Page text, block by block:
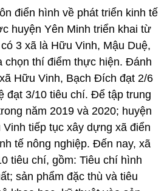
điển hình về phát triển kinh tế
huyện Yên Minh triển khai từ
3 xã là Hữu Vinh, Mậu Duệ,
thí điểm thực hiện. Đánh
Hữu Vinh, Bạch Đích đạt 2/6
đạt 3/10 tiêu chí. Để tập trung
năm 2019 và 2020; huyện
tiếp tục xây dựng xã điển
tế nông nghiệp. Đến nay, xã
tiêu chí, gồm: Tiêu chí hình
sản phẩm đặc thù và tiêu